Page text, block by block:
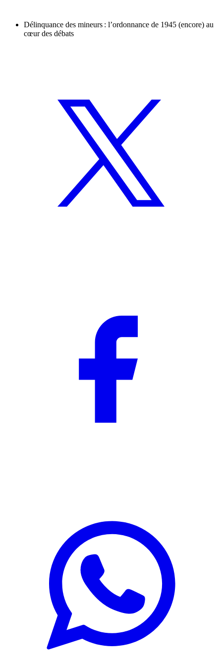
Délinquance des mineurs : l’ordonnance de 1945 (encore) au
cœur des débats